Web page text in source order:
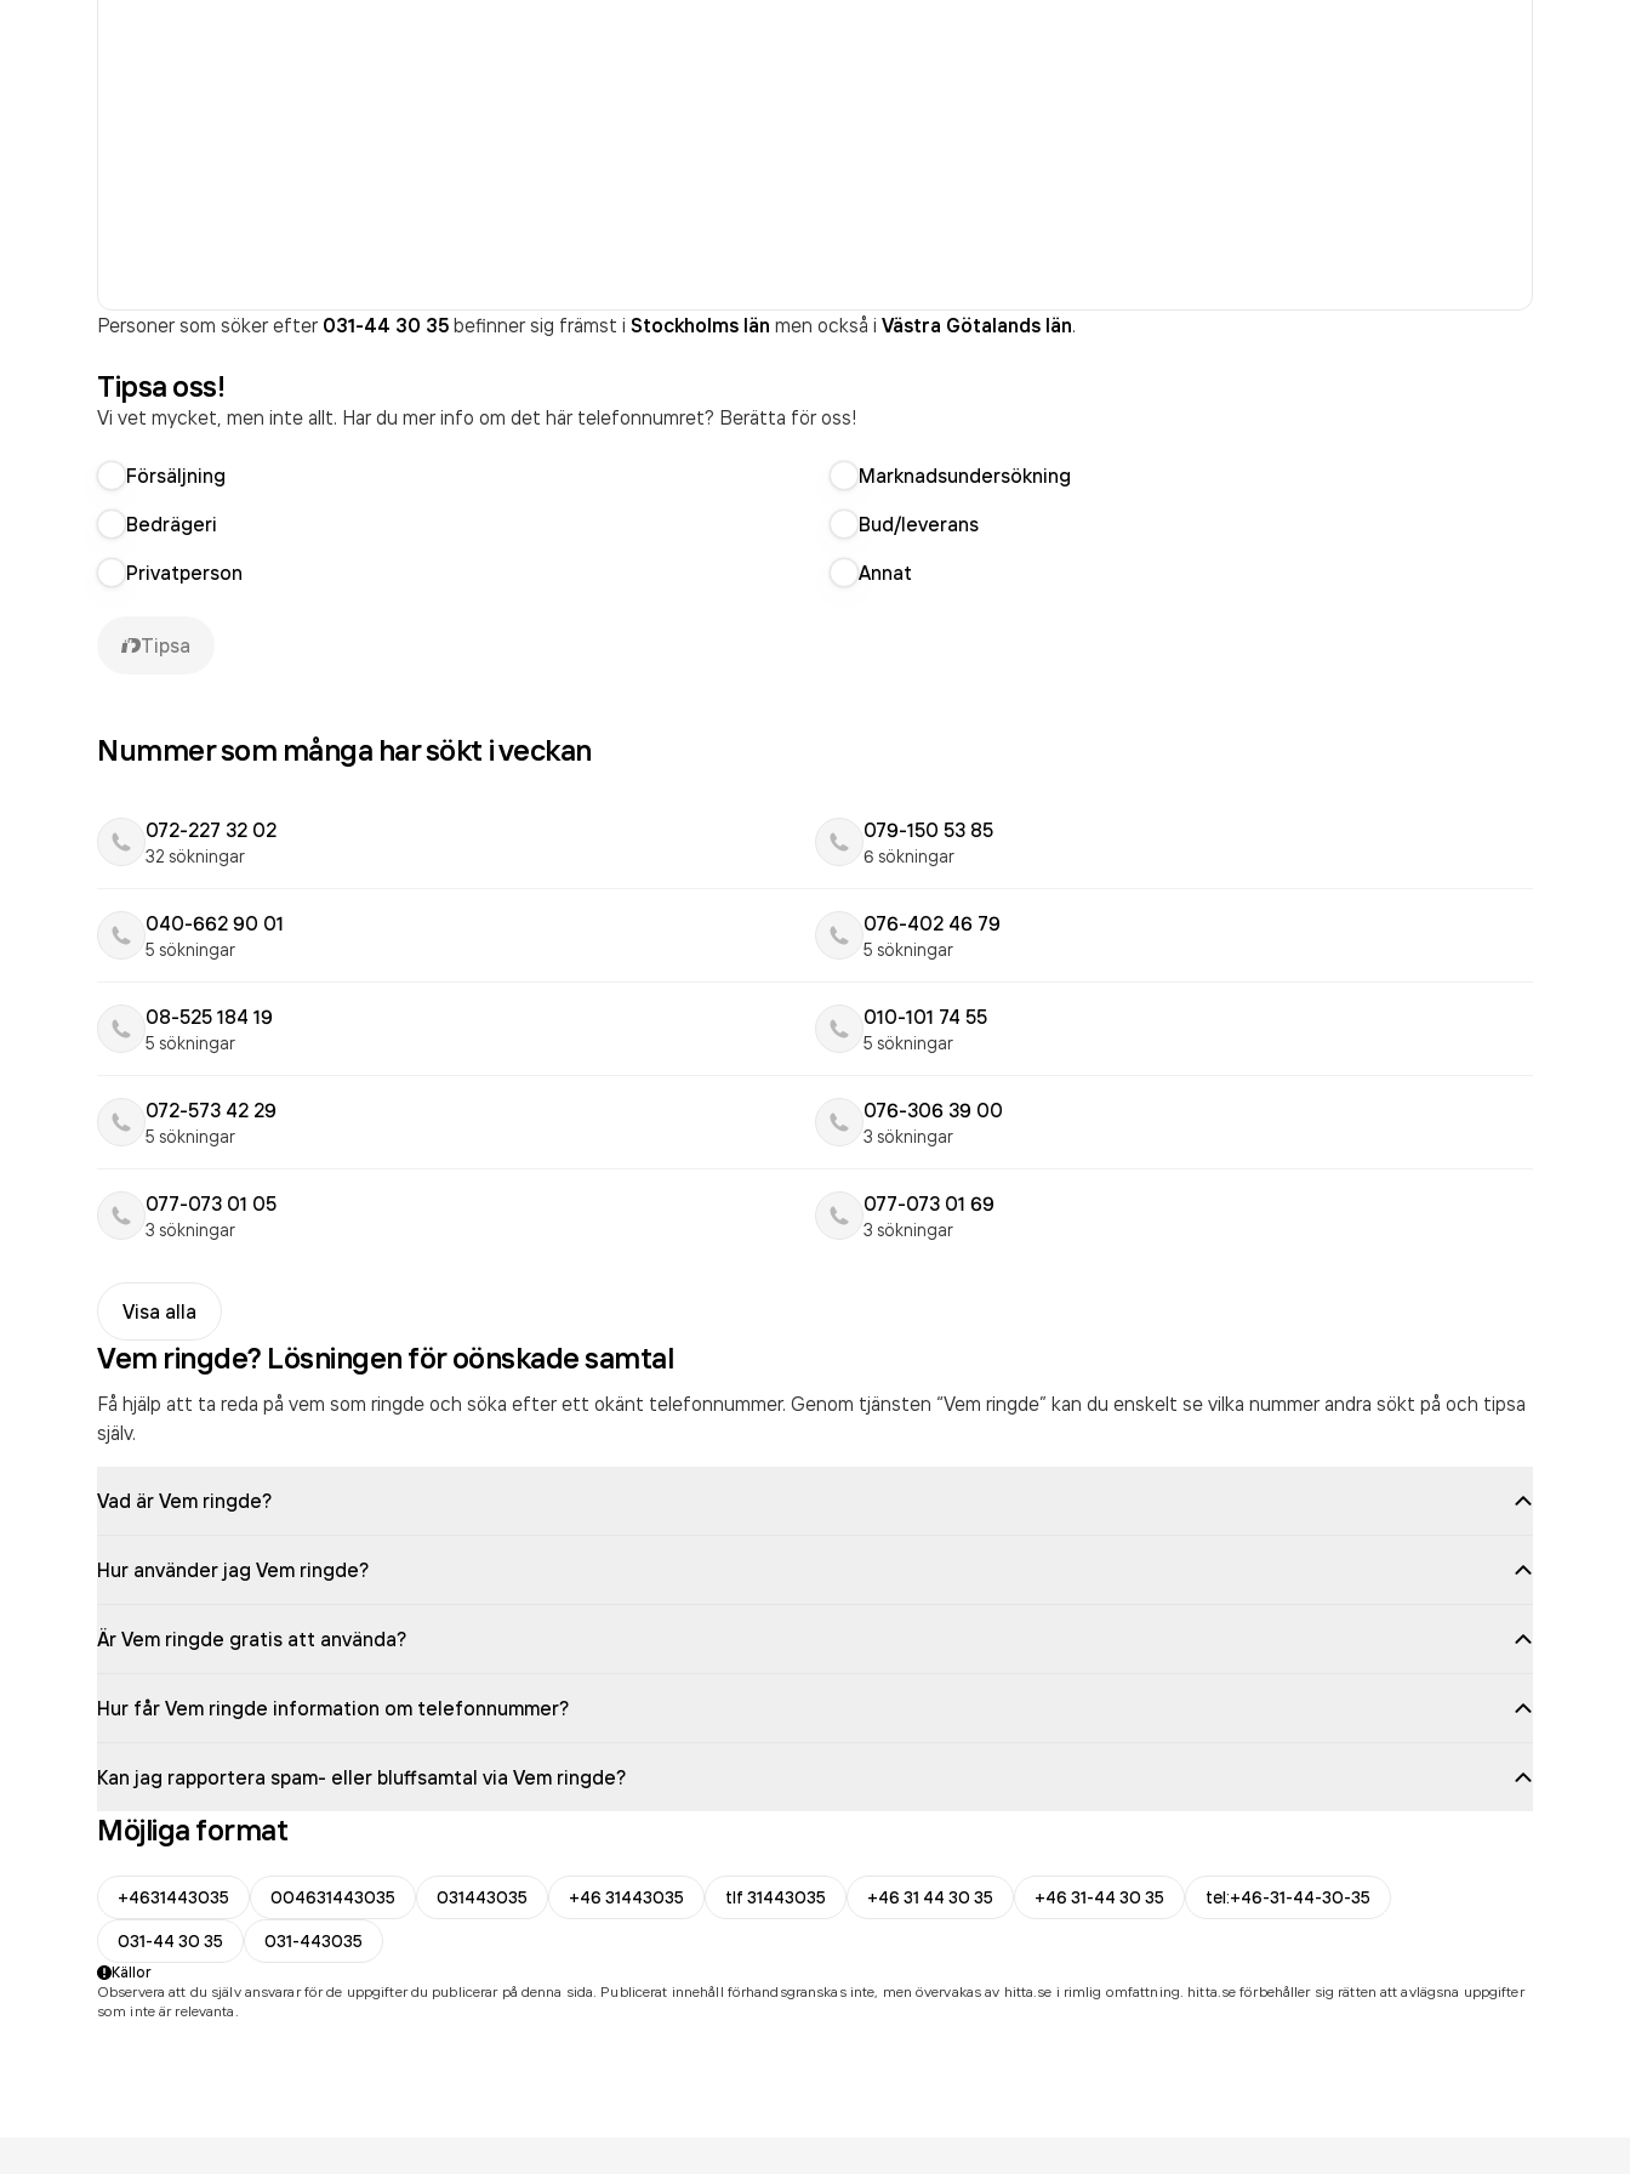
Personer som söker efter 031-44 30 35 befinner sig främst i Stockholms län men också i Västra Götalands län.
Tipsa oss!
Vi vet mycket, men inte allt. Har du mer info om det här telefonnumret? Berätta för oss!
Försäljning
Marknadsundersökning
Bedrägeri
Bud/leverans
Privatperson
Annat
Tipsa
Nummer som många har sökt i veckan
072-227 32 02
32 sökningar
079-150 53 85
6 sökningar
040-662 90 01
5 sökningar
076-402 46 79
5 sökningar
08-525 184 19
5 sökningar
010-101 74 55
5 sökningar
072-573 42 29
5 sökningar
076-306 39 00
3 sökningar
077-073 01 05
3 sökningar
077-073 01 69
3 sökningar
Visa alla
Vem ringde? Lösningen för oönskade samtal
Få hjälp att ta reda på vem som ringde och söka efter ett okänt telefonnummer. Genom tjänsten “Vem ringde” kan du enskelt se vilka nummer andra sökt på och tipsa
själv.
Vad är Vem ringde?
Hur använder jag Vem ringde?
Är Vem ringde gratis att använda?
Hur får Vem ringde information om telefonnummer?
Kan jag rapportera spam- eller bluffsamtal via Vem ringde?
Möjliga format
+4631443035 004631443035 031443035 +46 31443035 tlf 31443035 +46 31 44 30 35 +46 31-44 30 35
tel:+46-31-44-30-35
031-44 30 35
031-443035
Källor
Observera att du själv ansvarar för de uppgifter du publicerar på denna sida. Publicerat innehåll förhandsgranskas inte, men övervakas av hitta.se i rimlig omfattning. hitta.se förbehåller sig rätten att avlägsna uppgifter
som inte är relevanta.